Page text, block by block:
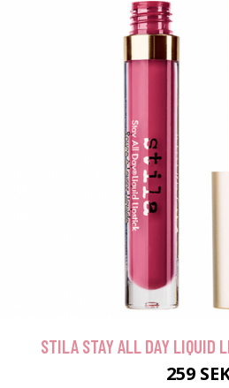
STILA STAY ALL DAY LIQUID
259